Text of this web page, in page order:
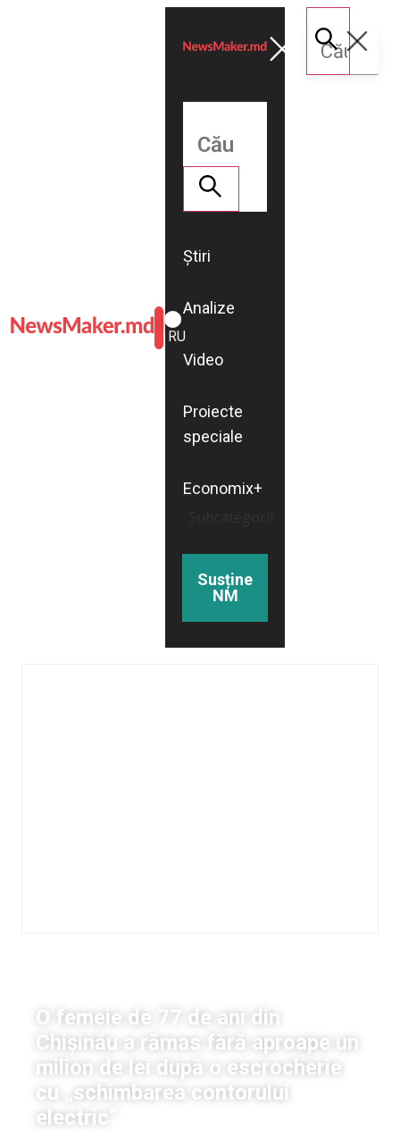
ROMÂNĂ
RU
Știri
Analize
Video
Proiecte
speciale
Economix+
Susține
NM
O femeie de 77 de ani din
Chișinău a rămas fără aproape un
milion de lei după o escrocherie
cu „schimbarea contorului
electric”